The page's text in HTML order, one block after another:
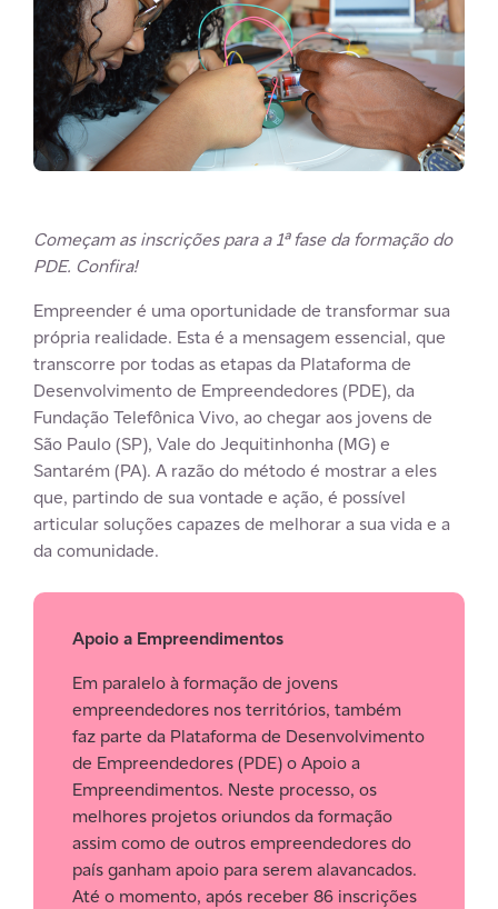
Começam as inscrições para a 1ª fase da formação do
PDE. Confira!
Empreender é uma oportunidade de transformar sua
própria realidade. Esta é a mensagem essencial, que
transcorre por todas as etapas da Plataforma de
Desenvolvimento de Empreendedores (PDE), da
Fundação Telefônica Vivo, ao chegar aos jovens de
São Paulo (SP), Vale do Jequitinhonha (MG) e
Santarém (PA). A razão do método é mostrar a eles
que, partindo de sua vontade e ação, é possível
articular soluções capazes de melhorar a sua vida e a
da comunidade.
Apoio a Empreendimentos
Em paralelo à formação de jovens
empreendedores nos territórios, também
faz parte da Plataforma de Desenvolvimento
de Empreendedores (PDE) o Apoio a
Empreendimentos. Neste processo, os
melhores projetos oriundos da formação
assim como de outros empreendedores do
país ganham apoio para serem alavancados.
Até o momento, após receber 86 inscrições